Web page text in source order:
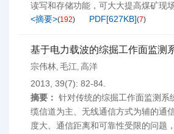
读写和存储功能，可大大提高煤矿现场
<摘要>(192) PDF[627KB](7)
基于电力载波的综掘工作面监测
宗伟林, 毛江, 高洋
2013, 39(7): 82-84.
摘要： 针对传统的综掘工作面监测系
缆信道为主、无线通信方式为辅的通
度大、通信距离和可靠性受限的问题